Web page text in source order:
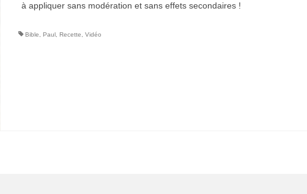
à appliquer sans modération et sans effets secondaires !
Bible, Paul , Recette, Vidéo